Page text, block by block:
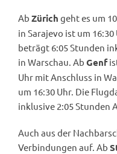
Ab Zürich geht es um
in Sarajevo ist um
beträgt 6:05 Stunden
in Warschau. Ab Genf
Uhr mit Anschluss in
um 16:30 Uhr. Die
inklusive 2:05 Stunden
Auch aus der
Verbindungen auf. Ab